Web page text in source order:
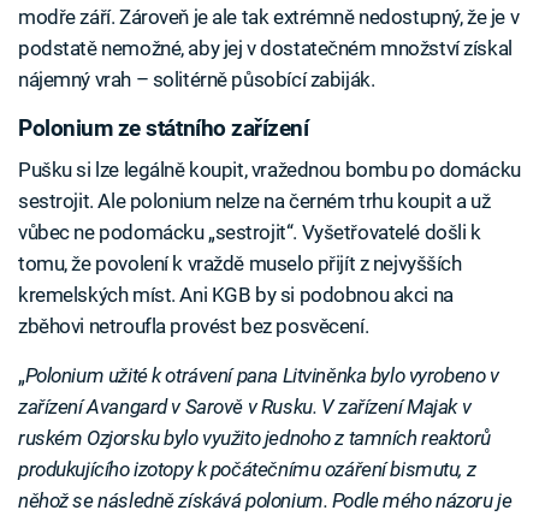
modře září. Zároveň je ale tak extrémně nedostupný, že je v
podstatě nemožné, aby jej v dostatečném množství získal
nájemný vrah – solitérně působící zabiják.
Polonium ze státního zařízení
Pušku si lze legálně koupit, vražednou bombu po domácku
sestrojit. Ale polonium nelze na černém trhu koupit a už
vůbec ne podomácku „sestrojit“. Vyšetřovatelé došli k
tomu, že povolení k vraždě muselo přijít z nejvyšších
kremelských míst. Ani KGB by si podobnou akci na
zběhovi netroufla provést bez posvěcení.
„Polonium užité k otrávení pana Litviněnka bylo vyrobeno v
zařízení Avangard v Sarově v Rusku. V zařízení Majak v
ruském Ozjorsku bylo využito jednoho z tamních reaktorů
produkujícího izotopy k počátečnímu ozáření bismutu, z
něhož se následně získává polonium. Podle mého názoru je